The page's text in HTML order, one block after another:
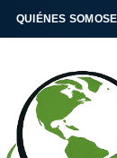
QUIÉNES SOMOS